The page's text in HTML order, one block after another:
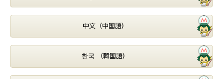
中文（中国語）
한국 （韓国語）